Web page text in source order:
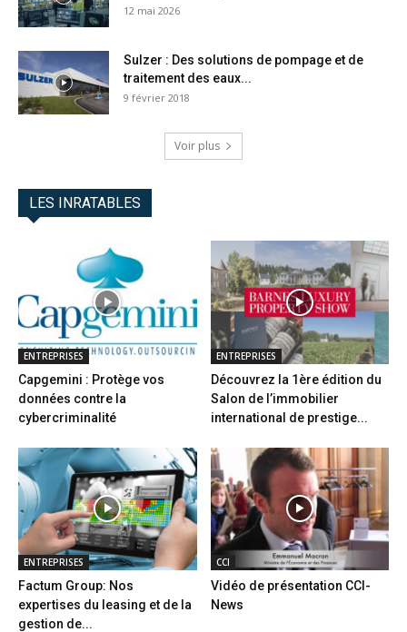
12 mai 2026
Sulzer : Des solutions de pompage et de
traitement des eaux...
9 février 2018
Voir plus
LES INRATABLES
ENTREPRISES
Capgemini : Protège vos
données contre la
cybercriminalité
ENTREPRISES
Découvrez la 1ère édition du
Salon de l’immobilier
international de prestige...
ENTREPRISES
Factum Group: Nos
expertises du leasing et de la
gestion de...
CCI
Vidéo de présentation CCI-
News